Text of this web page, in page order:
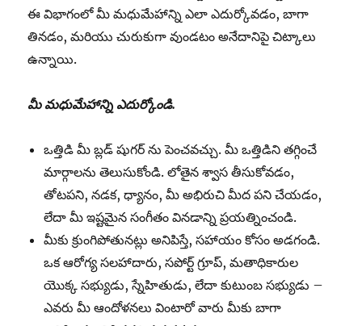
ఈ విభాగంలో మీ మధుమేహాన్ని ఎలా ఎదుర్కోవడం, బాగా
తినడం, మరియు చురుకుగా వుండటం అనేదానిపై చిట్కాలు
ఉన్నాయి.
మీ మధుమేహాన్ని ఎదుర్కోండి.
ఒత్తిడి మీ బ్లడ్ షుగర్ ను పెంచవచ్చు. మీ ఒత్తిడిని తగ్గించే
మార్గాలను తెలుసుకోండి. లోతైన శ్వాస తీసుకోవడం,
తోటపని, నడక, ధ్యానం, మీ అభిరుచి మీద పని చేయడం,
లేదా మీ ఇష్టమైన సంగీతం వినడాన్ని ప్రయత్నించండి.
మీకు క్రుంగిపోతునట్లు అనిపిస్తే, సహాయం కోసం అడగండి.
ఒక ఆరోగ్య సలహాదారు, సపోర్ట్ గ్రూప్, మతాధికారుల
యొక్క సభ్యుడు, స్నేహితుడు, లేదా కుటుంబ సభ్యుడు –
ఎవరు మీ ఆందోళనలు వింటారో వారు మీకు బాగా